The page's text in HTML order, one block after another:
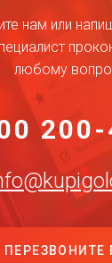
нам или
любому
200-
ПЕРЕЗВОНИТЕ